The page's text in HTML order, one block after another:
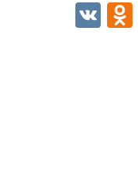
VK